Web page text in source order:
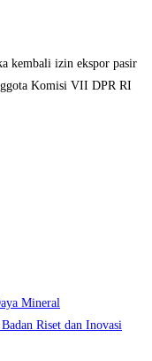
kembali izin ekspor pasir
Komisi VII DPR RI
Mineral
Riset dan Inovasi